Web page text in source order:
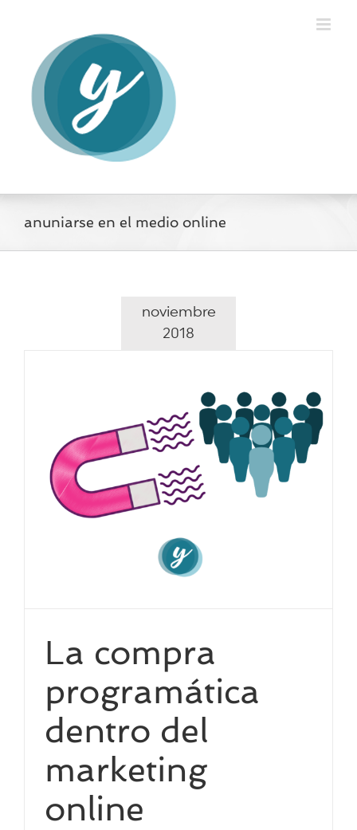
contenido
anuniarse en el medio online
noviembre
2018
La compra
programática
dentro del
marketing
online